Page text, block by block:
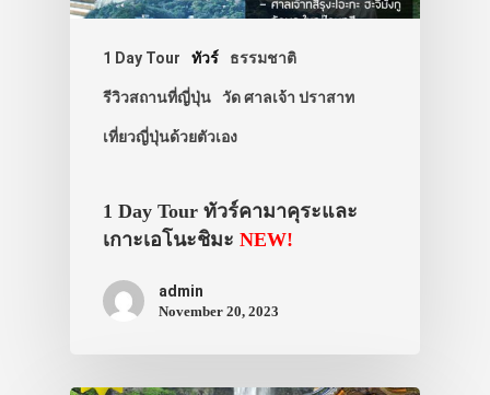
1 Day Tour ทัวร์ ธรรมชาติ
รีวิวสถานที่ญี่ปุ่น วัด ศาลเจ้า ปราสาท
เที่ยวญี่ปุ่นด้วยตัวเอง
1 Day Tour ทัวร์คามาคุระและ
เกาะเอโนะชิมะ NEW!
admin
November 20, 2023